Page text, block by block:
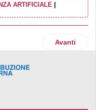
ARTIFICIALE
celebra Sanremo con
Articolo
Avanti